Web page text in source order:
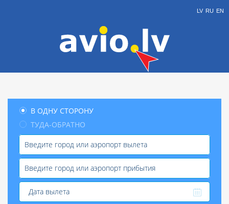
LV RU EN
В ОДНУ СТОРОНУ
ТУДА-ОБРАТНО